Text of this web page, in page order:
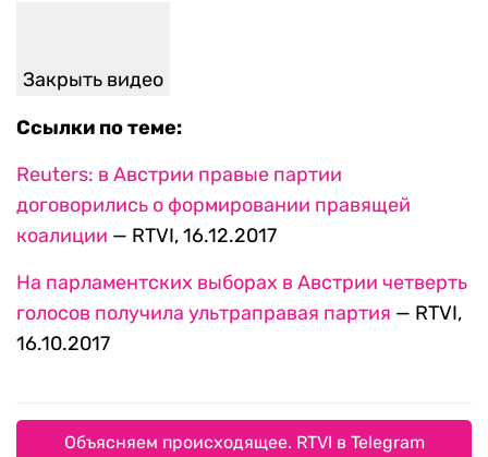
Закрыть видео
Ссылки по теме:
Reuters: в Австрии правые партии
договорились о формировании правящей
коалиции — RTVI, 16.12.2017
На парламентских выборах в Австрии четверть
голосов получила ультраправая партия — RTVI,
16.10.2017
Объясняем происходящее. RTVI в Telegram